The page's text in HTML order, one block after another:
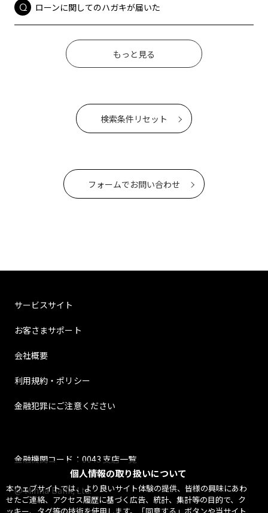
個人情報の取り扱いについて
本ウェブサイトでは、より良いサイト体験の提供、皆様の興味にあわ
せたご連絡、アクセス履歴に基づく広告、統計、集計等の目的で、ク
ローンに関してのハガキが届いた
もっと見る
検索条件リセット
フォームでお問い合わせ
サービスサイト
お客さまサポート
会社概要
利用規約・ポリシー
金融犯罪にご注意ください
金融機関コード：0043 支店一覧
@ Minna Bank, Ltd.